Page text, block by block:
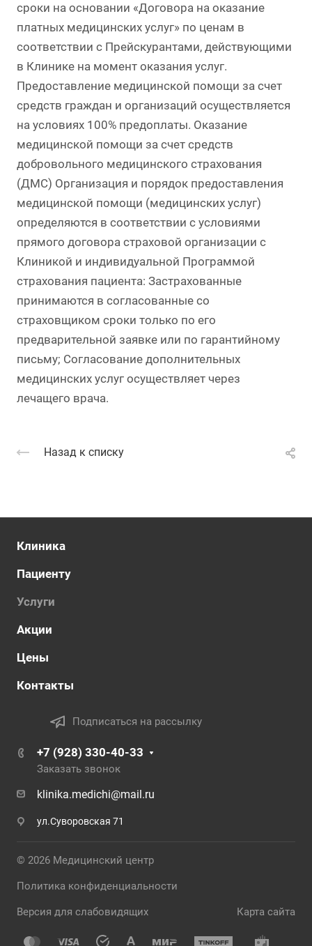
сроки на основании «Договора на оказание
платных медицинских услуг» по ценам в
соответствии с Прейскурантами, действующими
в Клинике на момент оказания услуг.
Предоставление медицинской помощи за счет
средств граждан и организаций осуществляется
на условиях 100% предоплаты. Оказание
медицинской помощи за счет средств
добровольного медицинского страхования
(ДМС) Организация и порядок предоставления
медицинской помощи (медицинских услуг)
определяются в соответствии с условиями
прямого договора страховой организации с
Клиникой и индивидуальной Программой
страхования пациента: Застрахованные
принимаются в согласованные со
страховщиком сроки только по его
предварительной заявке или по гарантийному
письму; Согласование дополнительных
медицинских услуг осуществляет через
лечащего врача.
Назад к списку
Клиника
Пациенту
Услуги
Акции
Цены
Контакты
Подписаться на рассылку
+7 (928) 330-40-33
Заказать звонок
klinika.medichi@mail.ru
ул.Суворовская 71
© 2026 Медицинский центр
Политика конфиденциальности
Версия для слабовидящих Карта сайта